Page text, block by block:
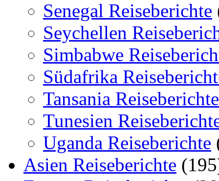
Senegal Reiseberichte
Seychellen
Simbabwe
Südafrika
Tansania Reiseberichte
Tunesien
Uganda Reiseberichte
Asien Reiseberichte